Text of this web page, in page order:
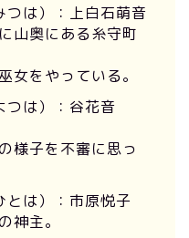
は）：上白石萌音
山奥にある糸守町
女をやっている。
つは）：谷花音
様子を不審に思っ
とは）：市原悦子
神主。